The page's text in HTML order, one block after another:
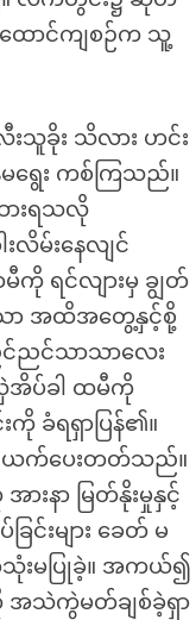
ောင်ကျစဉ်က သူ့
သူခိုး သိလား ဟင်း
မရွေး ကစ်ကြသည်။
ားရသလို
မ်းနေလျင်
ရင်လျားမှ ချွတ်
သော အထိအတွေ့နှင့်စို့
င်ညင်သာသာလေး
အိပ်ခါ ထမီကို
ကို ခံရရှာပြန်၏။
ယက်ပေးတတ်သည်။
းနာ မြတ်နိုးမှုနှင့်
င်းများ ခေတ် မ
သုံးမပြုခဲ့။ အကယ်၍
အသဲကွဲမတ်ချစ်ခဲ့ရှာ